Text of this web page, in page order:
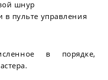
шнур
в пульте управления
в порядке,